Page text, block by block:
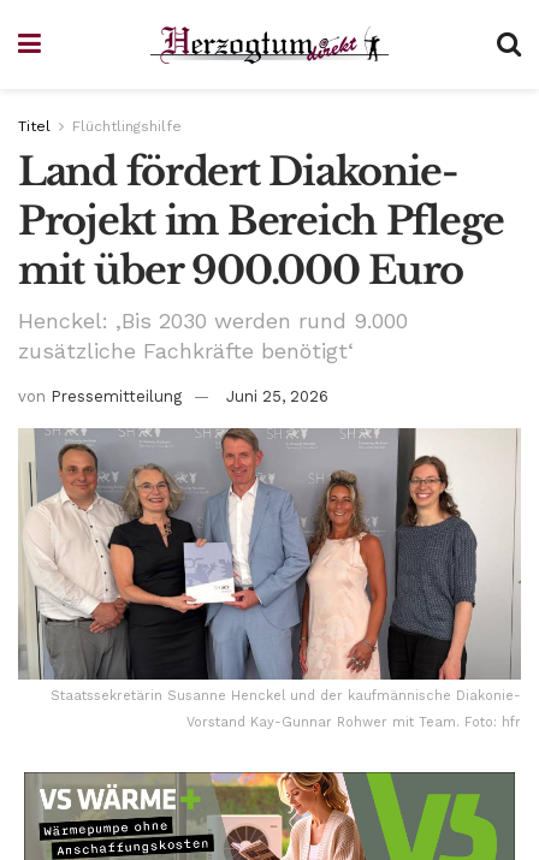
Titel Flüchtlingshilfe
Land fördert Diakonie-
Projekt im Bereich Pflege
mit über 900.000 Euro
Henckel: ‚Bis 2030 werden rund 9.000
zusätzliche Fachkräfte benötigt‘
von Pressemitteilung Juni 25, 2026
Staatssekretärin Susanne Henckel und der kaufmännische Diakonie-
Vorstand Kay-Gunnar Rohwer mit Team. Foto: hfr